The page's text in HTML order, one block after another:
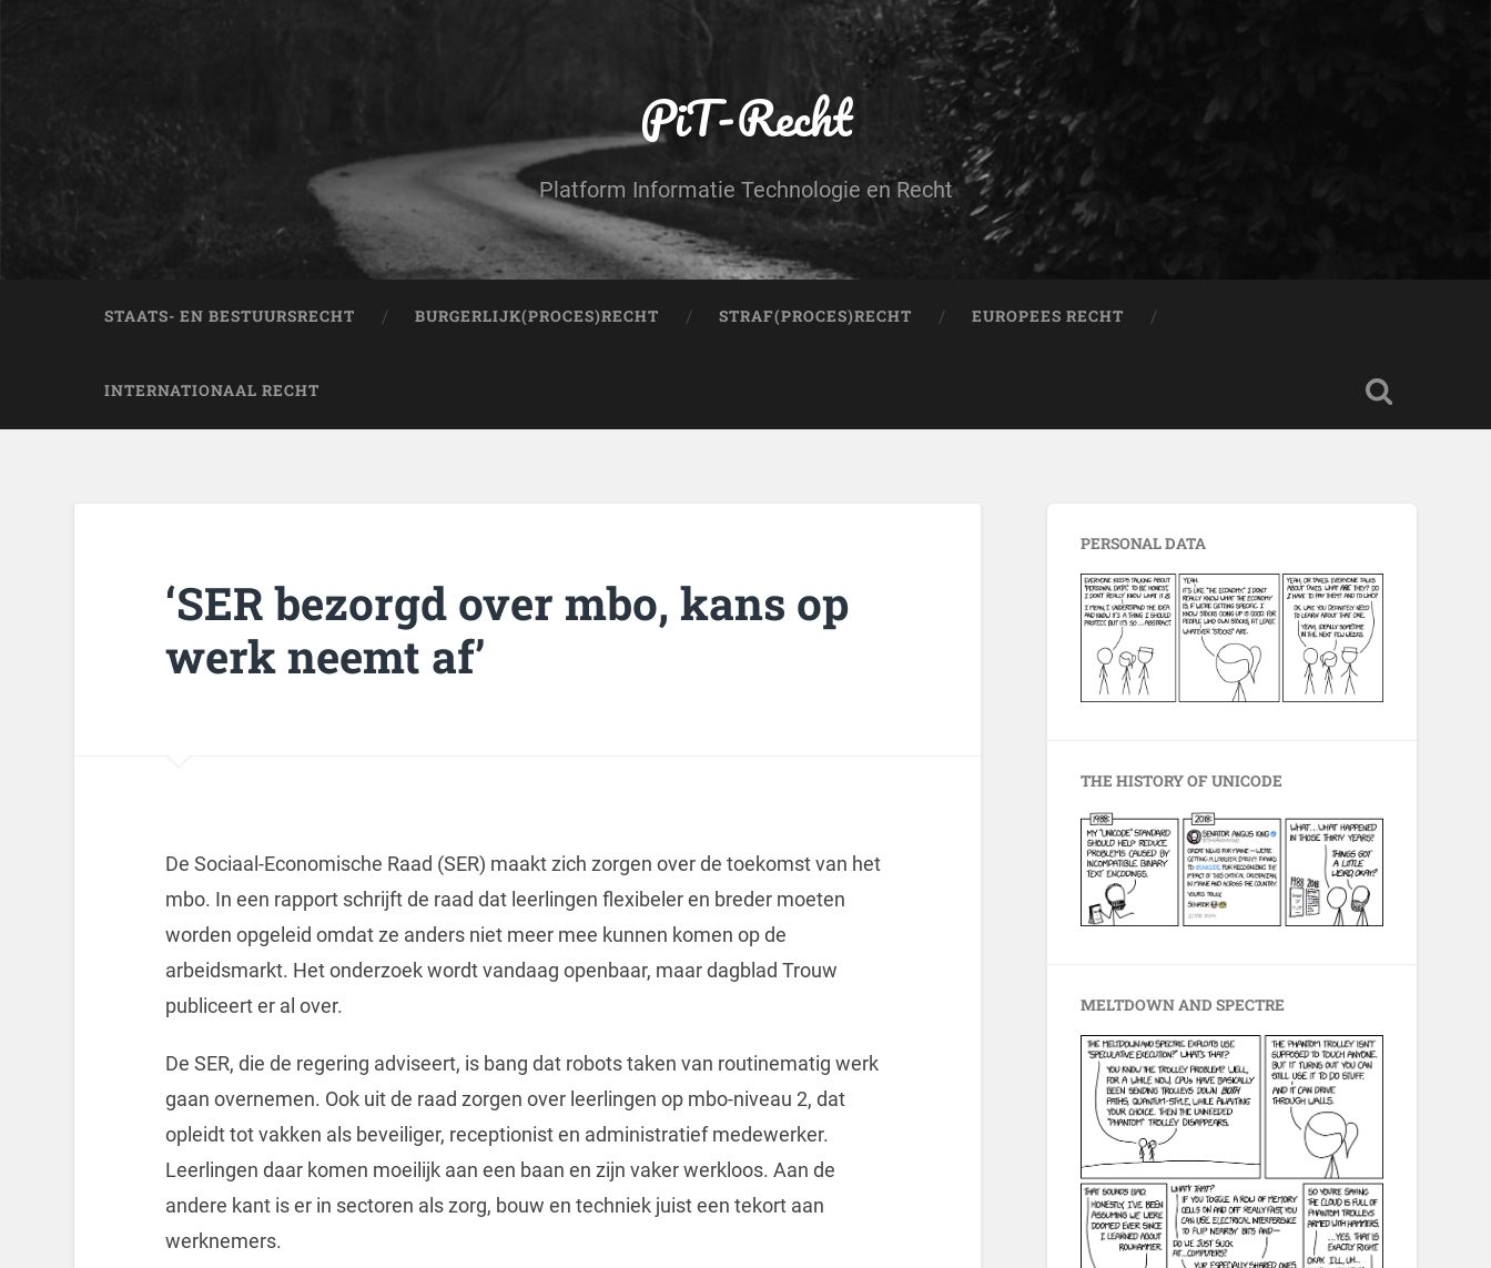
PiT-Recht
Platform Informatie Technologie en Recht
STAATS- EN BESTUURSRECHT BURGERLIJK(PROCES)RECHT STRAF(PROCES)RECHT EUROPEES RECHT
INTERNATIONAAL RECHT
‘SER bezorgd over mbo, kans op
werk neemt af’
De Sociaal-Economische Raad (SER) maakt zich zorgen over de toekomst van het
mbo. In een rapport schrijft de raad dat leerlingen flexibeler en breder moeten
worden opgeleid omdat ze anders niet meer mee kunnen komen op de
arbeidsmarkt. Het onderzoek wordt vandaag openbaar, maar dagblad Trouw
publiceert er al over.
De SER, die de regering adviseert, is bang dat robots taken van routinematig werk
gaan overnemen. Ook uit de raad zorgen over leerlingen op mbo-niveau 2, dat
opleidt tot vakken als beveiliger, receptionist en administratief medewerker.
Leerlingen daar komen moeilijk aan een baan en zijn vaker werkloos. Aan de
andere kant is er in sectoren als zorg, bouw en techniek juist een tekort aan
werknemers.
PERSONAL DATA
THE HISTORY OF UNICODE
MELTDOWN AND SPECTRE